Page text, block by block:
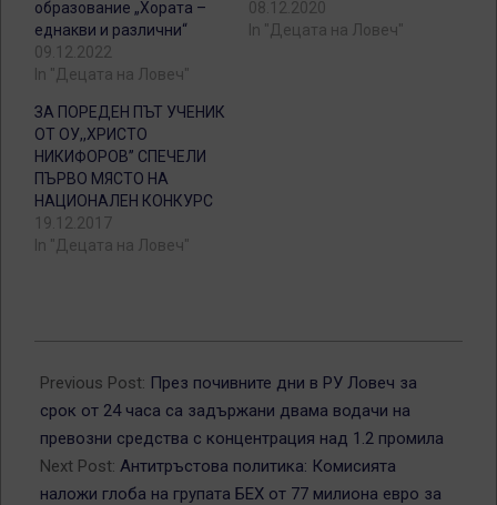
образование „Хората –
еднакви и различни“
09.12.2022
In "Децата на Ловеч"
08.12.2020
In "Децата на Ловеч"
ЗА ПОРЕДЕН ПЪТ УЧЕНИК
ОТ ОУ,,ХРИСТО
НИКИФОРОВ’’ СПЕЧЕЛИ
ПЪРВО МЯСТО НА
НАЦИОНАЛЕН КОНКУРС
19.12.2017
In "Децата на Ловеч"
12-
17
Previous Post: През почивните дни в РУ Ловеч за
срок от 24 часа са задържани двама водачи на
превозни средства с концентрация над 1.2 промила
Next Post: Антитръстова политика: Комисията
наложи глоба на групата БЕХ от 77 милиона евро за